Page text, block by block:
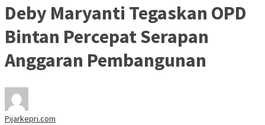
Deby Maryanti Tegaskan OPD
Bintan Percepat Serapan
Anggaran Pembangunan
Pijarkepri.com